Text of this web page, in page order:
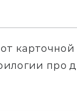
карточной
про